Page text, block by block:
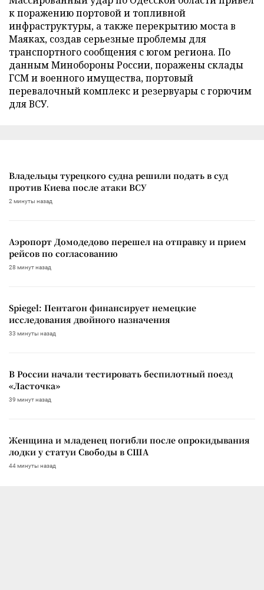
к поражению портовой и топливной
инфраструктуры, а также перекрытию моста в
Маяках, создав серьезные проблемы для
транспортного сообщения с югом региона. По
данным Минобороны России, поражены склады
ГСМ и военного имущества, портовый
перевалочный комплекс и резервуары с горючим
для ВСУ.
Владельцы турецкого судна решили подать в суд
против Киева после атаки ВСУ
2 минуты назад
Аэропорт Домодедово перешел на отправку и прием
рейсов по согласованию
28 минут назад
Spiegel: Пентагон финансирует немецкие
исследования двойного назначения
33 минуты назад
В России начали тестировать беспилотный поезд
«Ласточка»
39 минут назад
Женщина и младенец погибли после опрокидывания
лодки у статуи Свободы в США
44 минуты назад